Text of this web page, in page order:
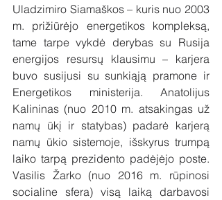
Uladzimiro Siamaškos – kuris nuo 2003
m. prižiūrėjo energetikos kompleksą,
tame tarpe vykdė derybas su Rusija
energijos resursų klausimu – karjera
buvo susijusi su sunkiąją pramone ir
Energetikos ministerija. Anatolijus
Kalininas (nuo 2010 m. atsakingas už
namų ūkį ir statybas) padarė karjerą
namų ūkio sistemoje, išskyrus trumpą
laiko tarpą prezidento padėjėjo poste.
Vasilis Žarko (nuo 2016 m. rūpinosi
socialine sfera) visą laiką darbavosi